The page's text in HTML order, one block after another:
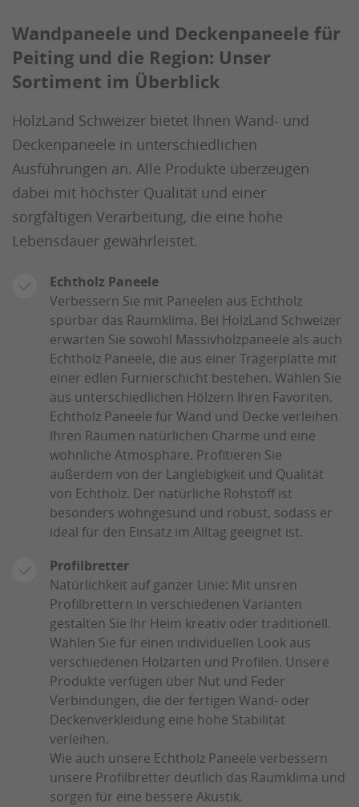
Wandpaneele und Deckenpaneele für
Peiting und die Region: Unser
Sortiment im Überblick
HolzLand Schweizer bietet Ihnen Wand- und
Deckenpaneele in unterschiedlichen
Ausführungen an. Alle Produkte überzeugen
dabei mit höchster Qualität und einer
sorgfältigen Verarbeitung, die eine hohe
Lebensdauer gewährleistet.
Echtholz Paneele
Verbessern Sie mit Paneelen aus Echtholz
spürbar das Raumklima. Bei HolzLand Schweizer
erwarten Sie sowohl Massivholzpaneele als auch
Echtholz Paneele, die aus einer Trägerplatte mit
einer edlen Furnierschicht bestehen. Wählen Sie
aus unterschiedlichen Hölzern Ihren Favoriten.
Echtholz Paneele für Wand und Decke verleihen
Ihren Räumen natürlichen Charme und eine
wohnliche Atmosphäre. Profitieren Sie
außerdem von der Langlebigkeit und Qualität
von Echtholz. Der natürliche Rohstoff ist
besonders wohngesund und robust, sodass er
ideal für den Einsatz im Alltag geeignet ist.
Profilbretter
Natürlichkeit auf ganzer Linie: Mit unsren
Profilbrettern in verschiedenen Varianten
gestalten Sie Ihr Heim kreativ oder traditionell.
Wählen Sie für einen individuellen Look aus
verschiedenen Holzarten und Profilen. Unsere
Produkte verfügen über Nut und Feder
Verbindungen, die der fertigen Wand- oder
Deckenverkleidung eine hohe Stabilität
verleihen.
Wie auch unsere Echtholz Paneele verbessern
unsere Profilbretter deutlich das Raumklima und
sorgen für eine bessere Akustik.